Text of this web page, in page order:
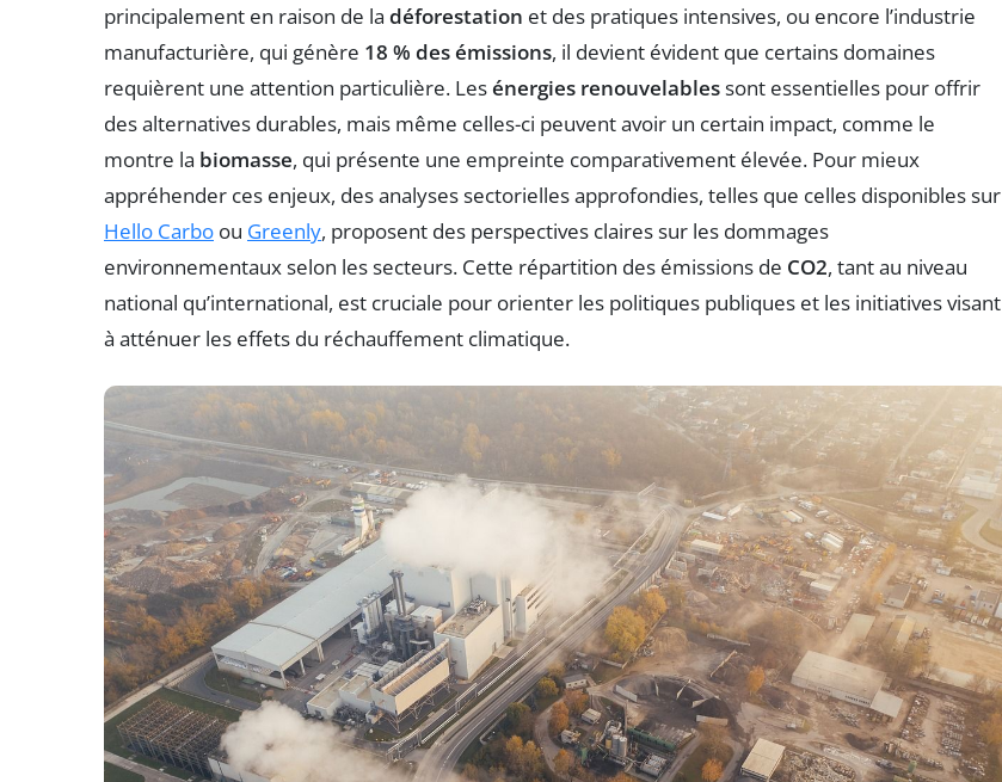
principalement en raison de la déforestation et des pratiques intensives, ou encore l’industrie
manufacturière, qui génère 18 % des émissions, il devient évident que certains domaines
requièrent une attention particulière. Lesénergies renouvelablessont essentielles pour offrir
des alternatives durables, mais même celles-ci peuvent avoir un certain impact, comme le
montre la biomasse, qui présente une empreinte comparativement élevée. Pour mieux
appréhender ces enjeux, des analyses sectorielles approfondies, telles que celles disponibles sur
Hello Carbo ou Greenly, proposent des perspectives claires sur les dommages
environnementaux selon les secteurs. Cette répartition des émissions de CO2, tant au niveau
national qu’international, est cruciale pour orienter les politiques publiques et les initiatives visant
à atténuer les effets du réchauffement climatique.